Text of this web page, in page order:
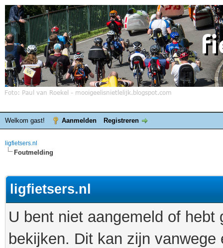
Welkom gast! Aanmelden Registreren
ligfietsers.nl
Foutmelding
ligfietsers.nl
U bent niet aangemeld of
bekijken. Dit kan zijn